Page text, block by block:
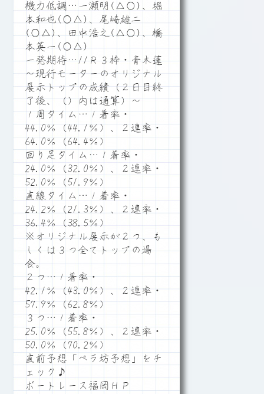
機力低調…一瀬明(△○)、堀
本和也(○△)、尾崎雄二
(○△)、田中浩之(△○)、橋
本英一(○△)
一発期待…11Ｒ３枠・青木蓮
～現行モーターのオリジナル
展示トップの成績（２日目終
了後、（）内は通算）～
１周タイム…１着率・
44.0％（44.1％）、２連率・
64.0％（64.4％）
回り足タイム…１着率・
24.0％（32.0％）、２連率・
52.0％（51.9％）
直線タイム…１着率・
24.2％（21.3％）、２連率・
36.4％（38.5％）
※オリジナル展示が２つ、も
しくは３つ全てトップの場
合。
２つ…１着率・
42.1％（43.0％）、２連率・
57.9％（62.8％）
３つ…１着率・
25.0％（55.8％）、２連率・
50.0％（70.2％）
直前予想「ペラ坊予想」をチ
ェック♪
ボートレース福岡ＨＰ